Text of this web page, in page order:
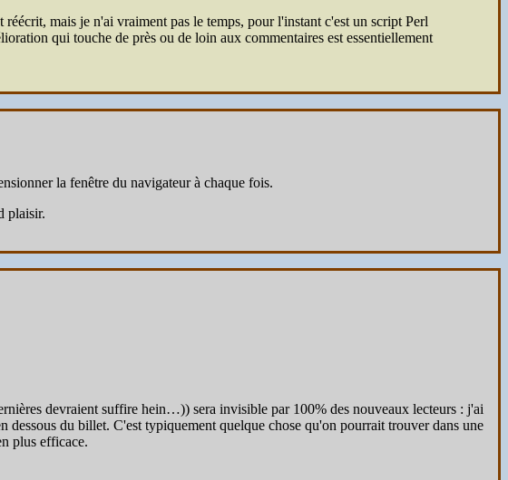
mais je n'ai vraiment pas le temps, pour l'instant c'est un script Perl
qui touche de près ou de loin aux commentaires est essentiellement
la fenêtre du navigateur à chaque fois.
plaisir.
devraient suffire hein…)) sera invisible par 100% des nouveaux lecteurs : j'ai
du billet. C'est typiquement quelque chose qu'on pourrait trouver dans une
plus efficace.